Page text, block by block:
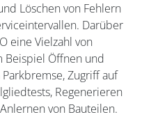
Löschen von Fehlern
Darüber
eine Vielzahl von
Beispiel Öffnen und
Zugriff auf
Regenerieren
von Bauteilen.